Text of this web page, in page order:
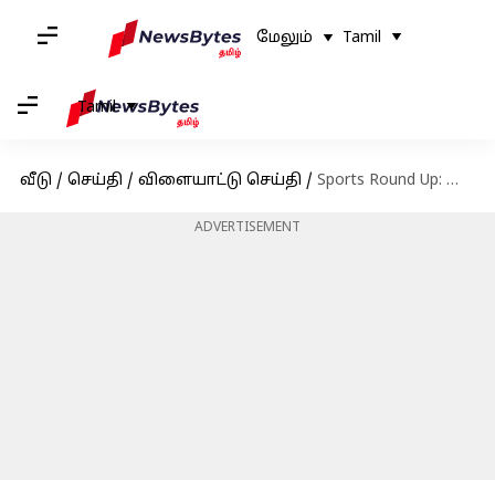
மேலும் Tamil
Tamil
வீடு / செய்தி / விளையாட்டு செய்தி / Sports Round Up: தென்னாப்பிரிக்காவுக்கு எதிராக இந்தியா தடுமாற்றம், இரண்டாவது டெஸ்டில் ஆஸ்திரேலியா நிதானம்; இன்றைய முக்கிய விளையாட்டுச் செய்திகள்
ADVERTISEMENT